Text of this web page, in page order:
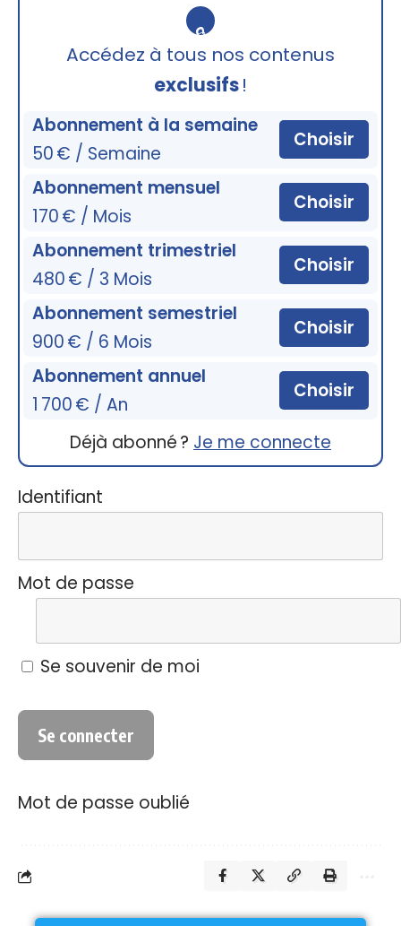
🔒
Accédez à tous nos contenus
exclusifs!
Abonnement à la semaine
50 € / Semaine
Choisir
Abonnement mensuel
170 € / Mois
Choisir
Abonnement trimestriel
480 € / 3 Mois
Choisir
Abonnement semestriel
900 € / 6 Mois
Choisir
Abonnement annuel
1 700 € / An
Choisir
Déjà abonné ? Je me connecte
Identifiant
Mot de passe
Se souvenir de moi
Mot de passe oublié